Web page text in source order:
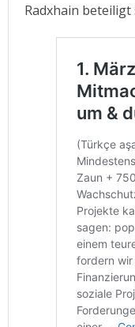
Radxhain beteiligt